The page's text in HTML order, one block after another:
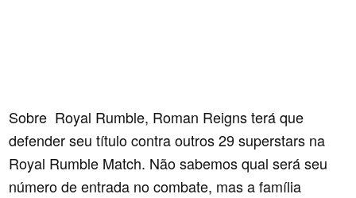
Sobre Royal Rumble, Roman Reigns terá que
defender seu título contra outros 29 superstars na
Royal Rumble Match. Não sabemos qual será seu
número de entrada no combate, mas a família